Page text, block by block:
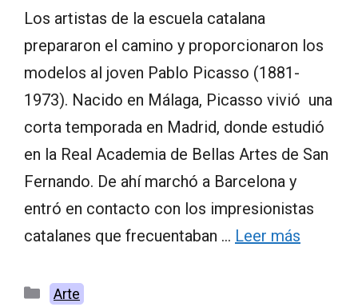
Los artistas de la escuela catalana
prepararon el camino y proporcionaron los
modelos al joven Pablo Picasso (1881-
1973). Nacido en Málaga, Picasso vivió una
corta temporada en Madrid, donde estudió
en la Real Academia de Bellas Artes de San
Fernando. De ahí marchó a Barcelona y
entró en contacto con los impresionistas
catalanes que frecuentaban … Leer más
Categorías
Arte